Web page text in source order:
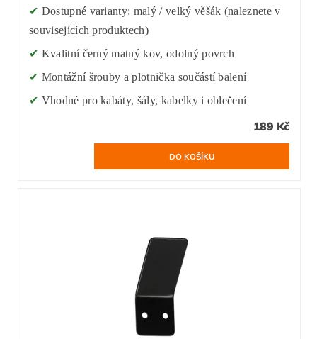
✔ Dostupné varianty: malý / velký věšák (naleznete v
souvisejících produktech)
✔ Kvalitní černý matný kov, odolný povrch
✔ Montážní šrouby a plotnička součástí balení
✔ Vhodné pro kabáty, šály, kabelky i oblečení
189 Kč